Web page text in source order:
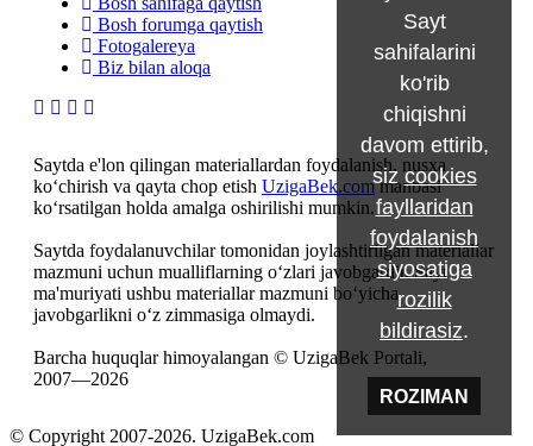
Bosh forumga qaytish
Fotogalereya
Biz bilan aloqa
Saytda e'lon qilingan materiallardan foydalanish, nusxa
ko‘chirish va qayta chop etish UzigaBek.commanbasi
ko‘rsatilgan holda amalga oshirilishi mumkin.
Saytda foydalanuvchilar tomonidan joylashtirilgan materiallar
mazmuni uchun mualliflarning o‘zlari javobgardir. Sayt
ma'muriyati ushbu materiallar mazmuni bo‘yicha
javobgarlikni o‘z zimmasiga olmaydi.
Barcha huquqlar himoyalangan © UzigaBek Portali,
2007—2026
© Copyright 2007-2026. UzigaBek.com
Sayt
sahifalarini
ko'rib
chiqishni
davom ettirib,
sizcookies
fayllaridan
foydalanish
siyosatiga
rozilik
bildirasiz.
ROZIMAN